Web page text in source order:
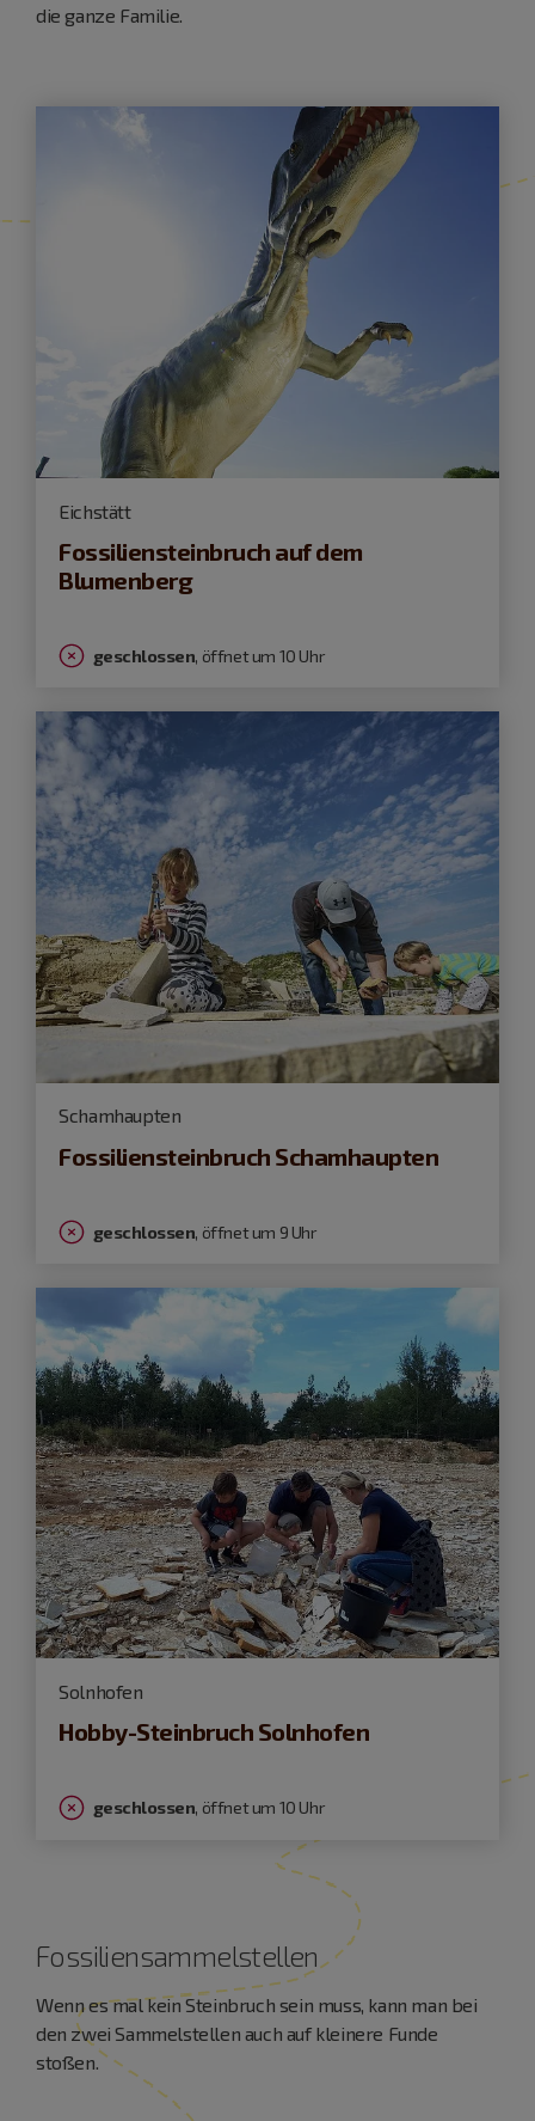
die ganze Familie.
Eichstätt
Fossiliensteinbruch auf dem
Blumenberg
geschlossen, öffnet um 10 Uhr
Schamhaupten
Fossiliensteinbruch Schamhaupten
geschlossen, öffnet um 9 Uhr
Solnhofen
Hobby-Steinbruch Solnhofen
geschlossen, öffnet um 10 Uhr
Fossiliensammelstellen
Wenn es mal kein Steinbruch sein muss, kann man bei
den zwei Sammelstellen auch auf kleinere Funde
stoßen.